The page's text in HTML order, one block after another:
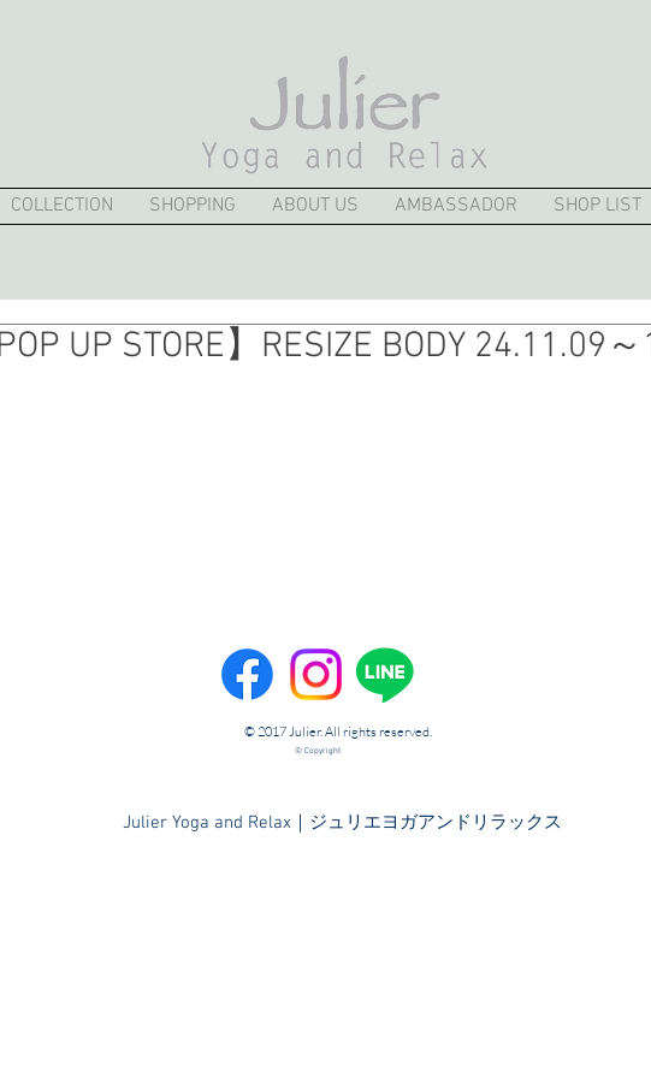
COLLECTION SHOPPING ABOUT US AMBASSADOR SHOP LIST
POP UP STORE】RESIZE BODY 24.11.09
© 2017 Julier. All rights reserved.
© Copyright
​Julier Yoga and Relax｜ジュリエヨガアンドリラックス